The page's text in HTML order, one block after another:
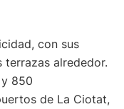
con sus
terrazas alrededor.
850
de La Ciotat,